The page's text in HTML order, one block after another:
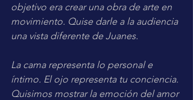
objetivo era crear una obra de arte en
movimiento. Quise darle a la audiencia
una vista diferente de Juanes.
La cama representa lo personal e
íntimo. El ojo representa tu conciencia.
Quisimos mostrar la emoción del amor